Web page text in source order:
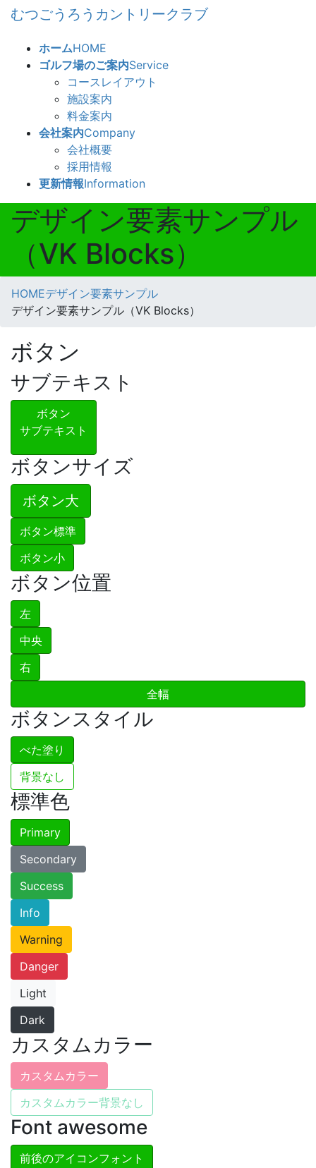
むつごうろうカントリークラブ
ホームHOME
ゴルフ場のご案内Service
コースレイアウト
施設案内
料金案内
会社案内Company
会社概要
採用情報
更新情報Information
デザイン要素サンプル
（VK Blocks）
HOMEデザイン要素サンプル
デザイン要素サンプル（VK Blocks）
ボタン
サブテキスト
ボタン
サブテキスト
ボタンサイズ
ボタン大
ボタン標準
ボタン小
ボタン位置
左
中央
右
全幅
ボタンスタイル
べた塗り
背景なし
標準色
Primary
Secondary
Success
Info
Warning
Danger
Light
Dark
カスタムカラー
カスタムカラー
カスタムカラー背景なし
Font awesome
前後のアイコンフォント